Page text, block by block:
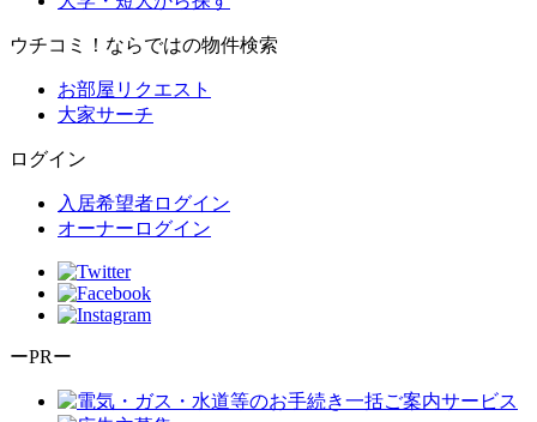
ウチコミ！ならではの物件検索
お部屋リクエスト
大家サーチ
ログイン
入居希望者ログイン
オーナーログイン
ーPRー